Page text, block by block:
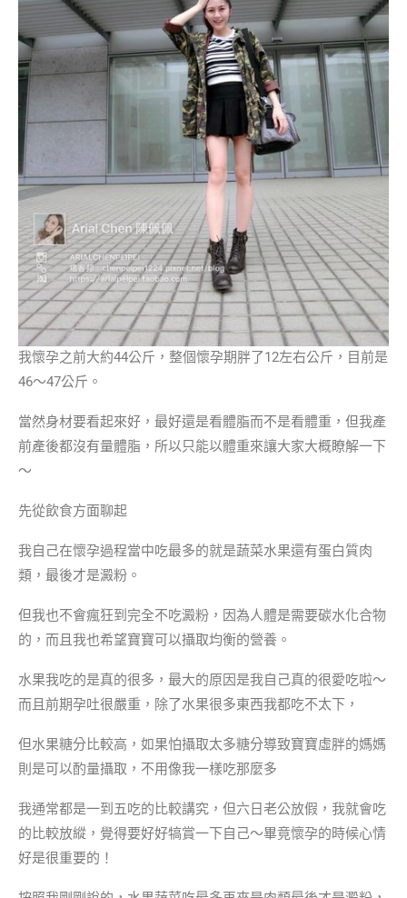
我懷孕之前大約44公斤，整個懷孕期胖了12左右公斤，目前是
46～47公斤。
當然身材要看起來好，最好還是看體脂而不是看體重，但我產
前產後都沒有量體脂，所以只能以體重來讓大家大概瞭解一下
～
先從飲食方面聊起
我自己在懷孕過程當中吃最多的就是蔬菜水果還有蛋白質肉
類，最後才是澱粉。
但我也不會瘋狂到完全不吃澱粉，因為人體是需要碳水化合物
的，而且我也希望寶寶可以攝取均衡的營養。
水果我吃的是真的很多，最大的原因是我自己真的很愛吃啦～
而且前期孕吐很嚴重，除了水果很多東西我都吃不太下，
但水果糖分比較高，如果怕攝取太多糖分導致寶寶虛胖的媽媽
則是可以酌量攝取，不用像我一樣吃那麼多
我通常都是一到五吃的比較講究，但六日老公放假，我就會吃
的比較放縱，覺得要好好犒賞一下自己～畢竟懷孕的時候心情
好是很重要的！